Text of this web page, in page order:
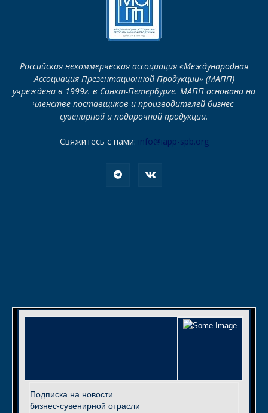
Российская некоммерческая ассоциация «Международная
Ассоциация Презентационной Продукции» (МАПП)
учреждена в 1999г. в Санкт-Петербурге. МАПП основана на
членстве поставщиков и производителей бизнес-
сувенирной и подарочной продукции.
Свяжитесь с нами: info@iapp-spb.org
Подписка на новости
бизнес-сувенирной отрасли